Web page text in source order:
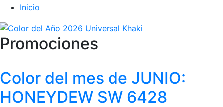
Inicio
Promociones
Color del mes de JUNIO:
HONEYDEW SW 6428